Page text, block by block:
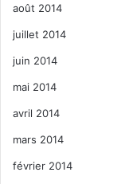
août 2014
juillet 2014
juin 2014
mai 2014
avril 2014
mars 2014
février 2014